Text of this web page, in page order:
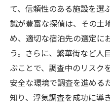
て、信頼性のある施設を選
識が豊富な探偵は、その土
め、適切な宿泊先の選定に
う。さらに、繁華街など人
ぶことで、調査中のリスク
安全な環境で調査を進める
知り、浮気調査を成功に導